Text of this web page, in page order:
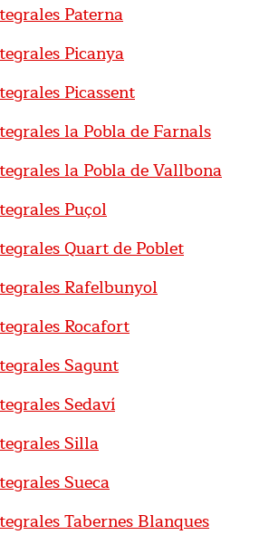
Paterna
Picanya
Picassent
la Pobla de Farnals
la Pobla de Vallbona
Puçol
Quart de Poblet
Rafelbunyol
Rocafort
Sagunt
Sedaví
Silla
Sueca
Tabernes Blanques